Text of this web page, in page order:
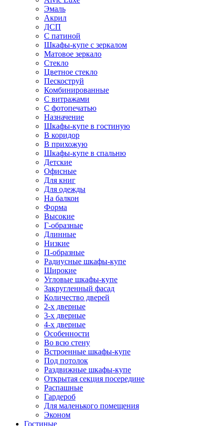
Эмаль
Акрил
ДСП
С патиной
Шкафы-купе с зеркалом
Матовое зеркало
Стекло
Цветное стекло
Пескоструй
Комбинированные
С витражами
С фотопечатью
Назначение
Шкафы-купе в гостиную
В коридор
В прихожую
Шкафы-купе в спальню
Детские
Офисные
Для книг
Для одежды
На балкон
Форма
Высокие
Г-образные
Длинные
Низкие
П-образные
Радиусные шкафы-купе
Широкие
Угловые шкафы-купе
Закругленный фасад
Количество дверей
2-х дверные
3-х дверные
4-х дверные
Особенности
Во всю стену
Встроенные шкафы-купе
Под потолок
Раздвижные шкафы-купе
Открытая секция посередине
Распашные
Гардероб
Для маленького помещения
Эконом
Гостиные